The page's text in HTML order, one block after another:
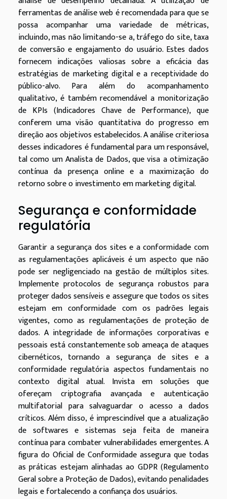
ferramentas de análise web é recomendada para que se
possa acompanhar uma variedade de métricas,
incluindo, mas não limitando-se a, tráfego do site, taxa
de conversão e engajamento do usuário. Estes dados
fornecem indicações valiosas sobre a eficácia das
estratégias de marketing digital e a receptividade do
público-alvo. Para além do acompanhamento
qualitativo, é também recomendável a monitorização
de KPIs (Indicadores Chave de Performance), que
conferem uma visão quantitativa do progresso em
direção aos objetivos estabelecidos. A análise criteriosa
desses indicadores é fundamental para um responsável,
tal como um Analista de Dados, que visa a otimização
contínua da presença online e a maximização do
retorno sobre o investimento em marketing digital.
Segurança e conformidade
regulatória
Garantir a segurança dos sites e a conformidade com
as regulamentações aplicáveis é um aspecto que não
pode ser negligenciado na gestão de múltiplos sites.
Implemente protocolos de segurança robustos para
proteger dados sensíveis e assegure que todos os sites
estejam em conformidade com os padrões legais
vigentes, como as regulamentações de proteção de
dados. A integridade de informações corporativas e
pessoais está constantemente sob ameaça de ataques
cibernéticos, tornando a segurança de sites e a
conformidade regulatória aspectos fundamentais no
contexto digital atual. Invista em soluções que
ofereçam criptografia avançada e autenticação
multifatorial para salvaguardar o acesso a dados
críticos. Além disso, é imprescindível que a atualização
de softwares e sistemas seja feita de maneira
contínua para combater vulnerabilidades emergentes. A
figura do Oficial de Conformidade assegura que todas
as práticas estejam alinhadas ao GDPR (Regulamento
Geral sobre a Proteção de Dados), evitando penalidades
legais e fortalecendo a confiança dos usuários.